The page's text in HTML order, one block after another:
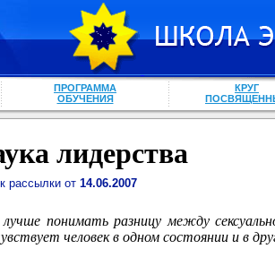
ПРОГРАММА
ОБУЧЕНИЯ
КРУГ
лидерства
рассылки от 14.06.2007
понимать разницу между
человек в одном состоянии и в